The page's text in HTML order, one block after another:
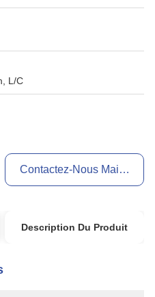
L/C
Contactez-Nous Maintenant
Description Du Produit